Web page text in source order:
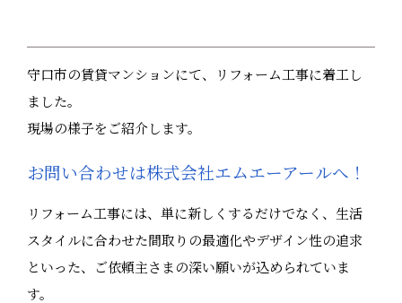
守口市の賃貸マンションにて、リフォーム工事に着工し
ました。
現場の様子をご紹介します。
お問い合わせは株式会社エムエーアールへ！
リフォーム工事には、単に新しくするだけでなく、生活
スタイルに合わせた間取りの最適化やデザイン性の追求
といった、ご依頼主さまの深い願いが込められていま
す。